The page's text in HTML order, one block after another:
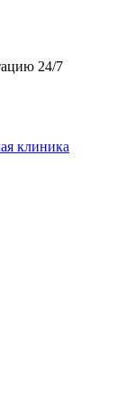
24/7
клиника